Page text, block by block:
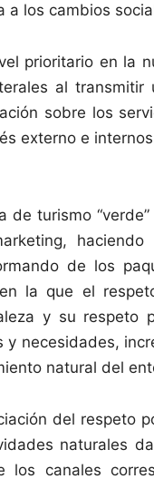
a los cambios
prioritario en la
al transmitir
sobre los
externo e
de turismo
de los
la que el
y su respeto
necesidades,
natural del
del respeto
naturales
canales